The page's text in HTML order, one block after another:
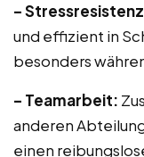
–
und effizient in
besonders
– Teamarbeit:
anderen
einen